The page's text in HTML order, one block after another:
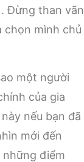
Đừng than vãn
chọn mình chủ
một người
của gia
nếu bạn đã
mới đến
những điểm